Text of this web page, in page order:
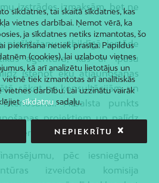
izstrādes izmaksām, bet ne
piešķiršanu atbildīgā iestāde
aģentūra, kas ar īpašu
īstenot ēku atjaunošanas
sākot no konsultācijām, un
Atbalsta punkts
projektiem un palīdz
pēc iesnieguma
izveidota komisija
sīkdatnes, tai skaitā sīkdatnes, kas
vietnes darbībai. Ņemot vērā, ka
ja sīkdatnes netiks izmantotas, šo
piekrišana netiek prasīta. Papildus
(cookies), lai uzlabotu vietnes
kā arī analizētu lietotājus un
tiek izmantotas arī analītiskās
vietnes darbību. Lai uzzinātu vairāk
sīkdatņusadaļu.
NEPIEKRĪTU